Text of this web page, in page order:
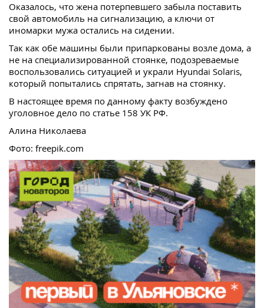
Оказалось, что жена потерпевшего забыла поставить
свой автомобиль на сигнализацию, а ключи от
иномарки мужа остались на сидении.
Так как обе машины были припаркованы возле дома, а
не на специализированной стоянке, подозреваемые
воспользовались ситуацией и украли Hyundai Solaris,
который попытались спрятать, загнав на стоянку.
В настоящее время по данному факту возбуждено
уголовное дело по статье 158 УК РФ.
Алина Николаева
Фото: freepik.com